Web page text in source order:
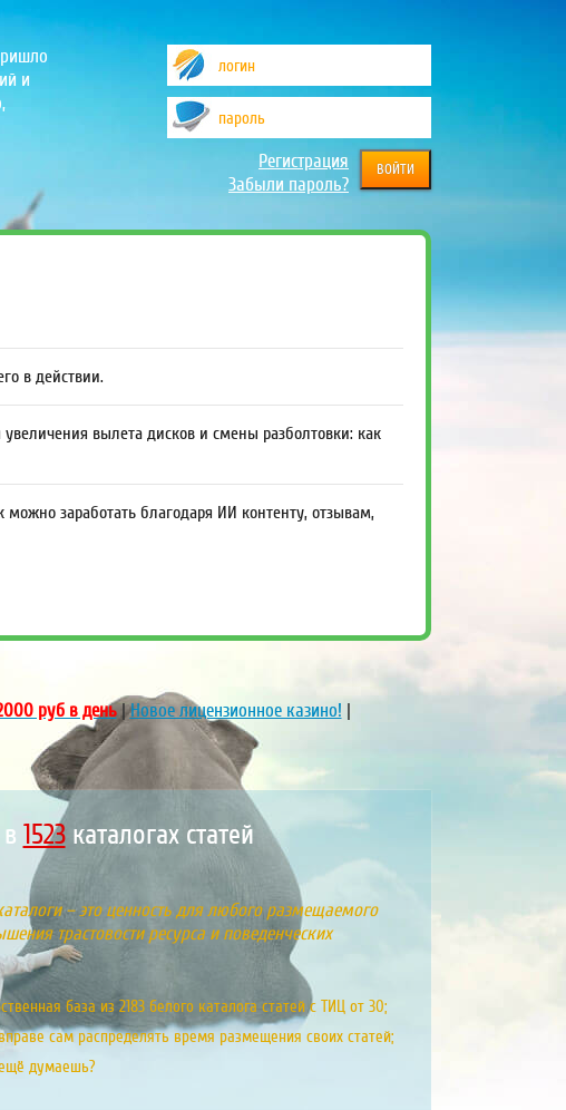
и
Регистрация
Забыли пароль?
в действии.
вылета дисков и смены разболтовки: как
заработать благодаря ИИ контенту, отзывам,
руб в день|Новое лицензионное казино! |
1851каталогах статей
– это ценность для любого размещаемого
трастовости ресурса и поведенческих
база из 2183 белого каталога статей с ТИЦ от 30;
сам распределять время размещения своих статей;
думаешь?